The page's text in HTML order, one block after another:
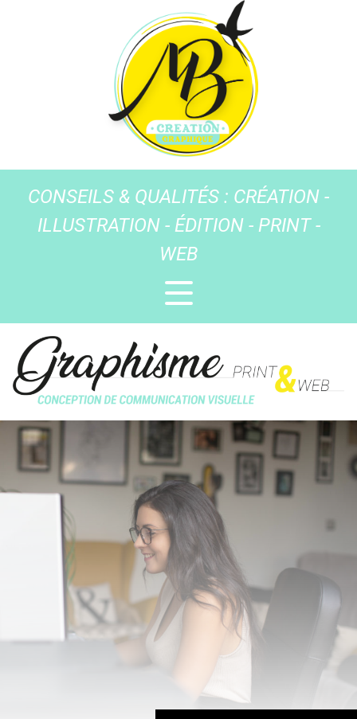
CONSEILS & QUALITÉS : CRÉATION -
ILLUSTRATION - ÉDITION - PRINT -
WEB